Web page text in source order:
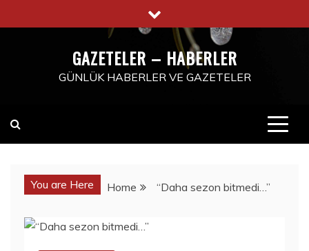
to
GAZETELER – HABERLER
GÜNLÜK HABERLER VE GAZETELER
You are Here Home “Daha sezon bitmedi…”